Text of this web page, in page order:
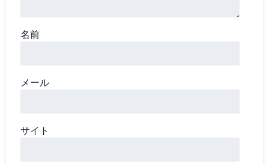
名前
メール
サイト